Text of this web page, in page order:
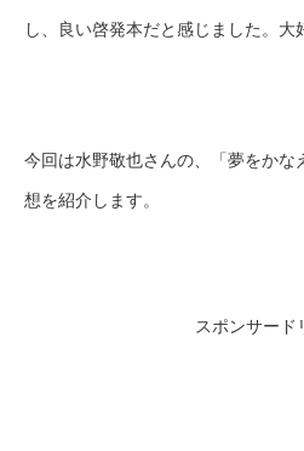
し、良い啓発本だと感じました。大
今回は水野敬也さんの、「夢をかな
想を紹介します。
スポンサード